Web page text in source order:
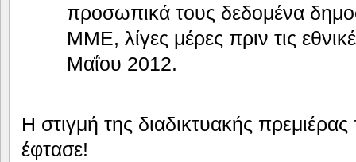
προσωπικά τους δεδομένα
ΜΜΕ, λίγες μέρες πριν τις
Μαΐου 2012.
Η στιγμή της διαδικτυακής
έφτασε!